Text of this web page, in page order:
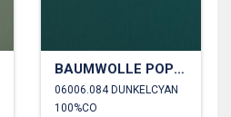
BAUMWOLLE POPELINE
06006.084 DUNKELCYAN
100%CO